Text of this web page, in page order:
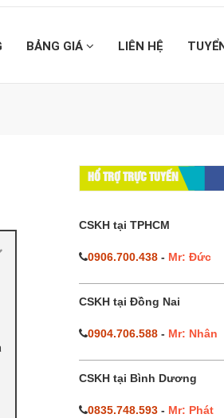
BẢNG GIÁ LIÊN HỆ
HỔ TRỢ TRỰC TUYẾN
CSKH tại TPHCM
0906.700.438- Mr: Đức
CSKH tại Đồng Nai
0904.706.588- Mr: Nhân
CSKH tại Bình Dương
0835.748.593- Mr: Phát